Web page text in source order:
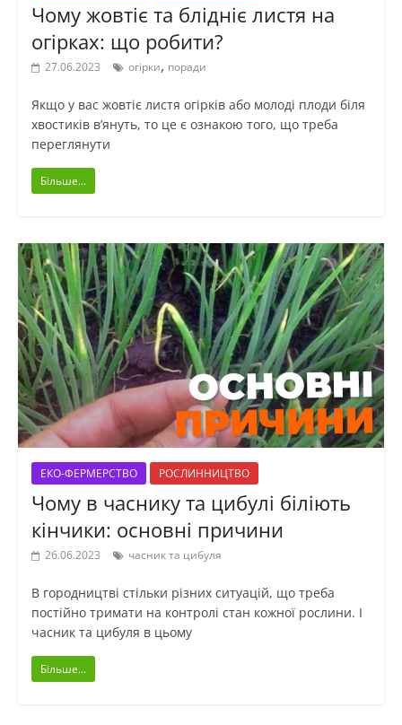
Чому жовтіє та блідніє листя на
огірках: що робити?
27.06.2023 огірки, поради
Якщо у вас жовтіє листя огірків або молоді плоди біля
хвостиків в’януть, то це є ознакою того, що треба
переглянути
Більше...
ЕКО-ФЕРМЕРСТВО РОСЛИННИЦТВО
Чому в часнику та цибулі біліють
кінчики: основні причини
26.06.2023 часник та цибуля
В городництві стільки різних ситуацій, що треба
постійно тримати на контролі стан кожної рослини. І
часник та цибуля в цьому
Більше...